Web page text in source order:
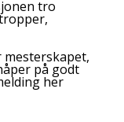
tro
på godt
her